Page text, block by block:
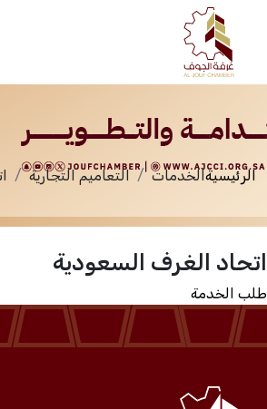
تعرف علينا
الخدمات
المركز الإعلامي
الخدمات
الرئيسيةالخدمات التعاميم التجارية
اتحاد الغرف السعودية
طلب الخدمة